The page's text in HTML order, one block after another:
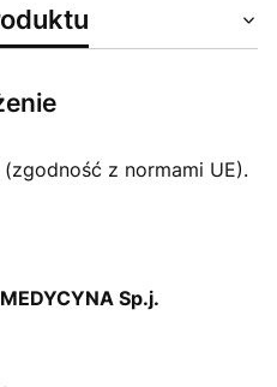
z normami UE).
Sp.j.